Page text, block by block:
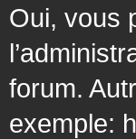
Oui, vous
forum.
exemple: